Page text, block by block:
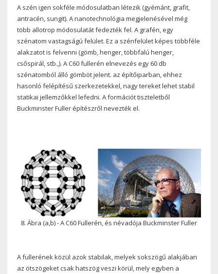
A szén igen sokféle módosulatban létezik (gyémánt, grafit,
antracén, sungit). A nanotechnológia megjelenésével még
több allotrop módosulatát fedezték fel. A grafén, egy
szénatom vastagságú felület. Ez a szénfelület képes többféle
alakzatot is felvenni (gömb, henger, többfalú henger,
csőspirál, stb.,). A C60 fullerén elnevezés egy 60 db
szénatomból álló gömböt jelent. az építőiparban, ehhez
hasonló felépítésű szerkezetekkel, nagy tereket lehet stabil
statikai jellemzőkkel lefedni. A formációt tiszteletből
Buckminster Fuller építészről nevezték el.
8. Ábra (a,b) - A C60 Fullerén, és névadója Buckminster Fuller
A fullerének közül azok stabilak, melyek sokszögű alakjában
az ötszögeket csak hatszög veszi körül, mely egyben a